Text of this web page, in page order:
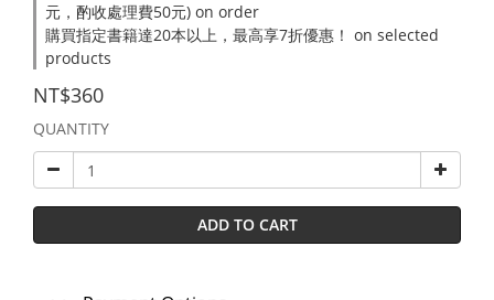
元，酌收處理費50元) on order
購買指定書籍達20本以上，最高享7折優惠！ on selected
products
NT$360
QUANTITY
ADD TO CART